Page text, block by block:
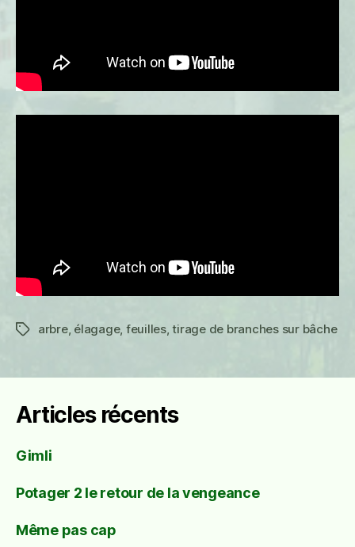
Étiquettes
arbre, élagage, feuilles,tirage de branches sur bâche
Articles récents
Gimli
Potager 2 le retour de la vengeance
Même pas cap